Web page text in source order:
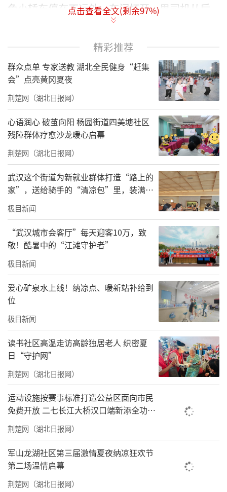
色小轿车停在不远处，车门打开，男司机从后
座拿出一个粉色的狗笼放在地上，迅速开车离
“狗笼里有只白色的小泰迪犬，被主人丢
下后一直在叫。”霍女士向《法治日报》记者
回忆说，正当她考虑该怎么办时，没一会儿，
那辆白色小轿车又开了回来，一个小女孩大哭
着跑下车，跑向泰迪犬。
一问方知，原来是孩子父母觉得没时间养
狗，身边又没人愿意接收，便决定弃养，但孩
子对狗狗的感情比较深，一听说不养了，就哭
闹了起来。“我留下了自己的联系方式，告诉
小女孩的母亲，如果他们再有弃养的想法，可
以让我领养。”霍女士说。
近年来，随着宠物数量的持续增长，弃养
宠物的情况屡见不鲜。一些宠物主出于各种各
样的原因，如觉得养宠麻烦、要离开所在城市
不想带走、宠物生病不愿花钱救治、怀孕担心
养宠影响胎儿健康等，便将宠物随意丢弃。
受访专家指出，宠物弃养增多，不仅危害
公共卫生安全，容易传播多种疾病，破坏当地
生态平衡，也会导致宠物攻击人的情况多发，
影响社会治安环境。建议出台宠物领域或小动
物保护领域法律规定，加大对弃养行为的处罚
力度，同时，建立完善的宠物救助和领养体
系，适度提高养宠的责任门槛，通过加强宣传
教育、培训等方式，引导养宠人树立正确的养
宠观念。
点击查看全文(剩余97%)
精彩推荐
群众点单 专家送教 湖北全民健身“赶集
会”点亮黄冈夏夜
荆楚网（湖北日报网）
心语润心 破茧向阳 杨园街道四美塘社区
残障群体疗愈沙龙暖心启幕
荆楚网（湖北日报网）
武汉这个街道为新就业群体打造“路上的
家”，送给骑手的“清凉包”里，装满了
城市的善意与细节
极目新闻
“武汉城市会客厅”每天迎客10万，致
敬！酷暑中的“江滩守护者”
极目新闻
爱心矿泉水上线！纳凉点、暖新站补给到
位
极目新闻
读书社区高温走访高龄独居老人 织密夏
日“守护网”
荆楚网（湖北日报网）
运动设施按赛事标准打造公益区面向市民
免费开放 二七长江大桥汉口端新添全功能
体育公园
荆楚网（湖北日报网）
军山龙湖社区第三届激情夏夜纳凉狂欢节
第二场温情启幕
荆楚网（湖北日报网）